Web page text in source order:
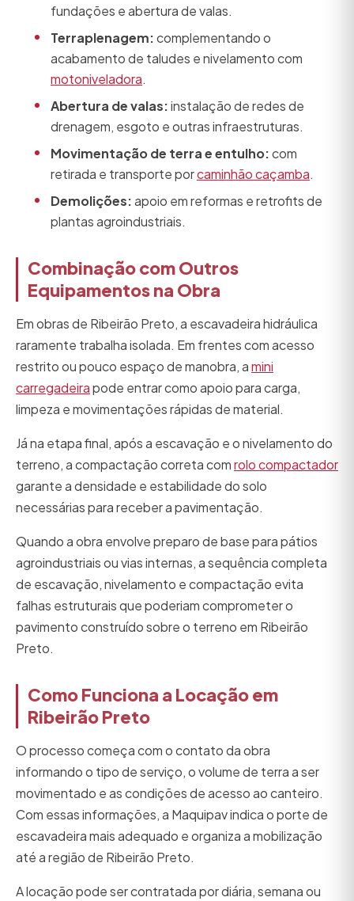
fundações e abertura de valas.
Terraplenagem:complementando o
acabamento de taludes e nivelamento com
motoniveladora.
Abertura de valas:instalação de redes de
drenagem, esgoto e outras infraestruturas.
Movimentação de terra e entulho:com
retirada e transporte porcaminhão caçamba.
Demolições:apoio em reformas e retrofits de
plantas agroindustriais.
Combinação com Outros
Equipamentos na Obra
Em obras de Ribeirão Preto, a escavadeira hidráulica
raramente trabalha isolada. Em frentes com acesso
restrito ou pouco espaço de manobra, amini
carregadeirapode entrar como apoio para carga,
limpeza e movimentações rápidas de material.
Já na etapa final, após a escavação e o nivelamento do
terreno, a compactação correta comrolo compactador
garante a densidade e estabilidade do solo
necessárias para receber a pavimentação.
Quando a obra envolve preparo de base para pátios
agroindustriais ou vias internas, a sequência completa
de escavação, nivelamento e compactação evita
falhas estruturais que poderiam comprometer o
pavimento construído sobre o terreno em Ribeirão
Preto.
Como Funciona a Locação em
Ribeirão Preto
O processo começa com o contato da obra
informando o tipo de serviço, o volume de terra a ser
movimentado e as condições de acesso ao canteiro.
Com essas informações, a Maquipav indica o porte de
escavadeira mais adequado e organiza a mobilização
até a região de Ribeirão Preto.
A locação pode ser contratada por diária, semana ou